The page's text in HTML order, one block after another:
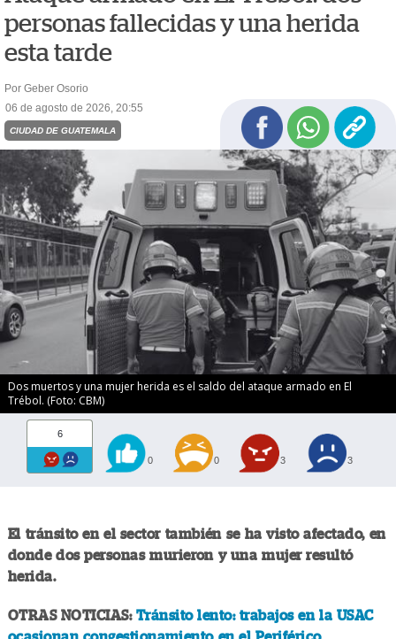
personas fallecidas y una herida
esta tarde
Por Geber Osorio
06 de agosto de 2026, 20:55
CIUDAD DE GUATEMALA
Dos muertos y una mujer herida es el saldo del ataque armado en El
Trébol. (Foto: CBM)
6
0 0 3 3
El tránsito en el sector también se ha visto afectado, en
donde dos personas murieron y una mujer resultó
herida.
OTRAS NOTICIAS: Tránsito lento: trabajos en la USAC